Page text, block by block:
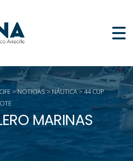
MARINAS
>NOTICIAS>NÁUTICA>44 CUP